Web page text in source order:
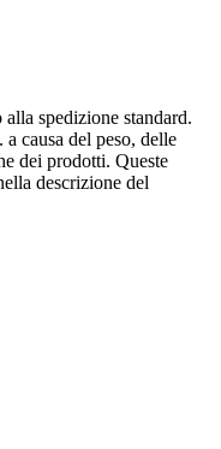
spedizione standard.
causa del peso, delle
dei prodotti. Queste
descrizione del